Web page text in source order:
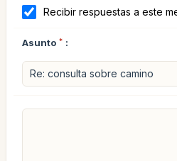
Recibir respuestas a este
Asunto * :